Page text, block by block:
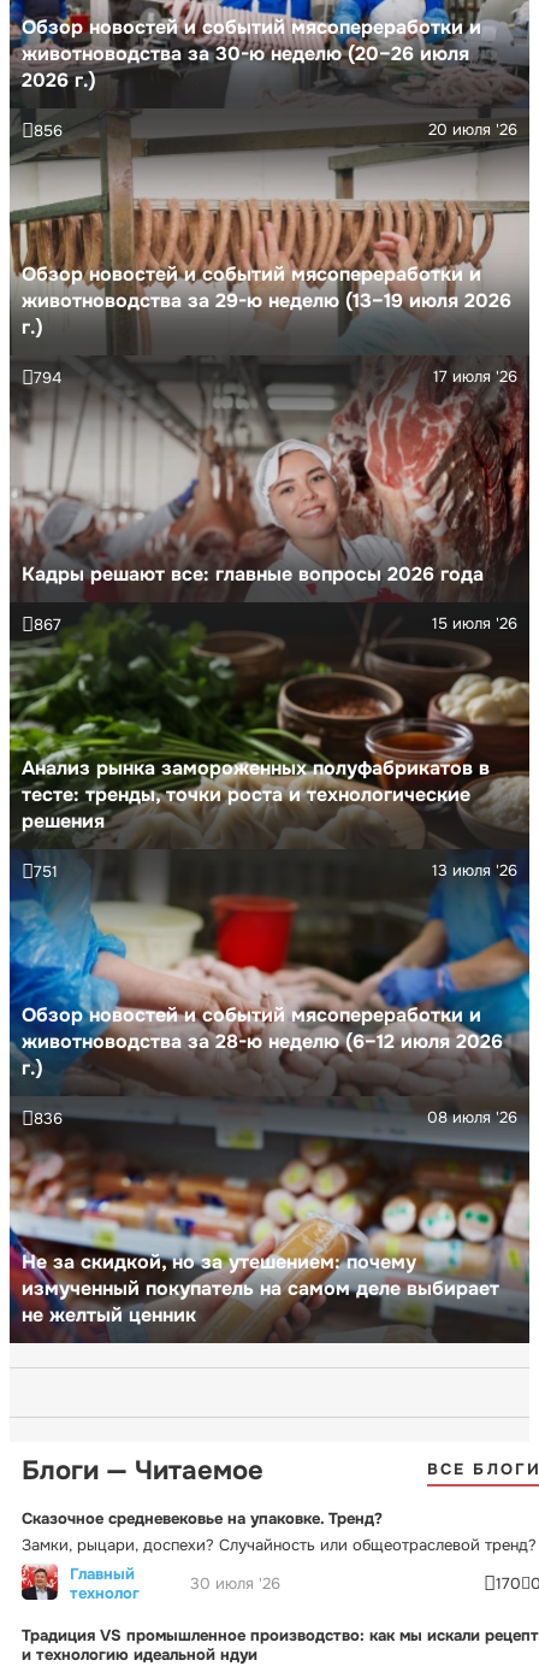
Обзор новостей и событий мясопереработки и
животноводства за 30-ю неделю (20–26 июля
2026 г.)
Обзор новостей и событий мясопереработки и
животноводства за 29-ю неделю (13–19 июля 2026
г.)
20 июля '26
856
Кадры решают все: главные вопросы 2026 года
17 июля '26
794
Анализ рынка замороженных полуфабрикатов в
тесте: тренды, точки роста и технологические
решения
15 июля '26
867
Обзор новостей и событий мясопереработки и
животноводства за 28-ю неделю (6–12 июля 2026
г.)
13 июля '26
751
Не за скидкой, но за утешением: почему
измученный покупатель на самом деле выбирает
не желтый ценник
08 июля '26
836
Блоги — Читаемое ВСЕ
Сказочное средневековье на упаковке. Тренд?
Замки, рыцари, доспехи? Случайность или общеотраслевой тренд?
Главный
технолог
30 июля '26 170
Традиция VS промышленное производство: как мы искали рецепт
и технологию идеальной ндуи